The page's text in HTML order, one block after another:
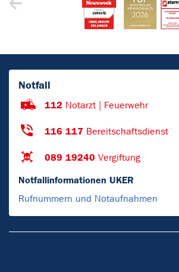
Notfall
112 Notarzt | Feuerwehr
116 117 Bereitschaftsdienst
089 19240 Vergiftung
Notfallinformationen UKER
Rufnummern und Notaufnahmen